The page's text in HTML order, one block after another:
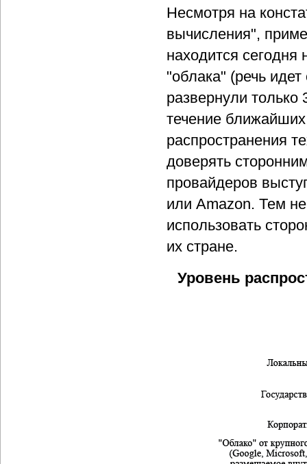
Несмотря на
вычисления",
находится
"облака" (речь
развернули
течение
распространения
доверять
провайдеров
или Amazon. Тем
использовать
их стране.
Уровень